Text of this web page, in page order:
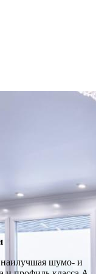
шумо- и